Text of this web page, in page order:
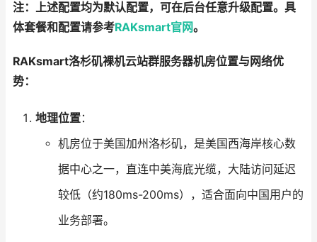
注：上述配置均为默认配置，可在后台任意升级配置。具
体套餐和配置请参考RAKsmart官网。
RAKsmart洛杉矶裸机云站群服务器机房位置与网络优
势：
地理位置：
机房位于美国加州洛杉矶，是美国西海岸核心数
据中心之一，直连中美海底光缆，大陆访问延迟
较低（约180ms-200ms），适合面向中国用户的
业务部署。